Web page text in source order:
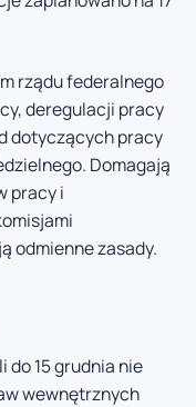
rządu federalnego
deregulacji pracy
dotyczących pracy
Domagają
pracy i
odmienne zasady.
15 grudnia nie
wewnętrznych